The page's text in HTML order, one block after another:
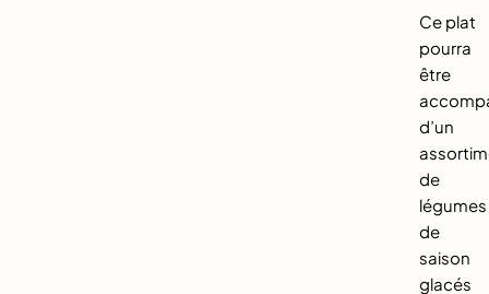
Ce plat
pourra
être
d’un
de
légumes
de
saison
glacés